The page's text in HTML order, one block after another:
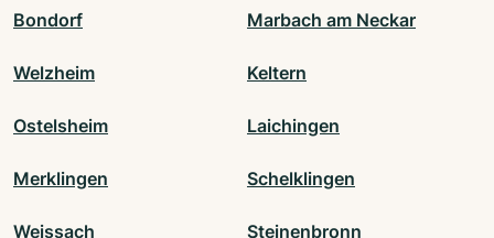
Bondorf Marbach am Neckar
Welzheim Keltern
Ostelsheim Laichingen
Merklingen Schelklingen
Weissach Steinenbronn